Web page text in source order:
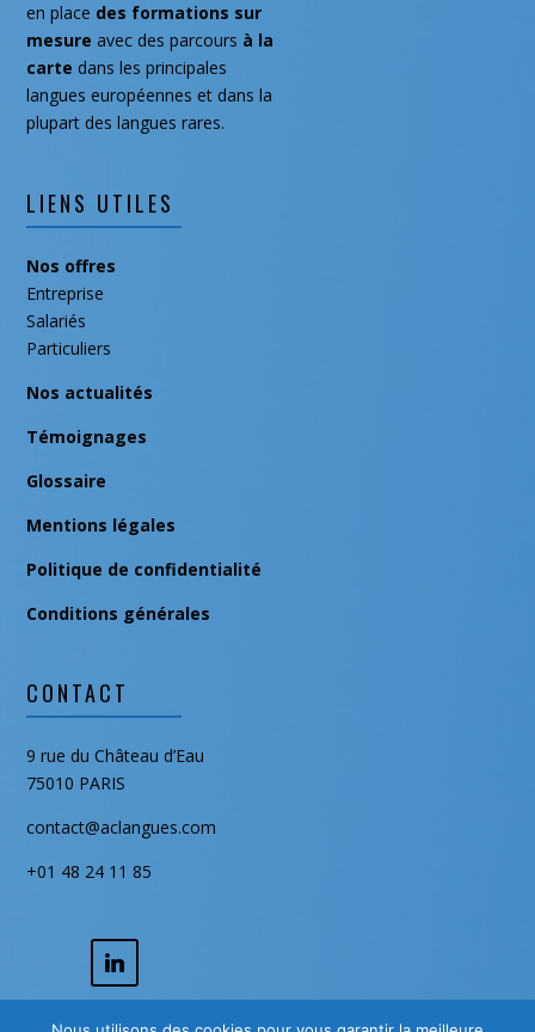
juillet 2019
juin 2019
mai 2019
février 2019
novembre 2018
septembre 2018
juillet 2018
mai 2018
avril 2018
janvier 2018
décembre 2017
octobre 2017
août 2016
en place des formations sur
mesureavec des parcours à la
cartedans les principales
langues européennes et dans la
plupart des langues rares.
LIENS UTILES
Nos offres
Entreprise
Salariés
Particuliers
Nos actualités
Témoignages
Glossaire
Mentions légales
Politique de confidentialité
Conditions générales
CONTACT
9 rue du Château d’Eau
75010 PARIS
contact@aclangues.com
+01 48 24 11 85